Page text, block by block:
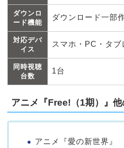
ダウンロ
ード機能
ダウンロード一部
対応デバ
イス
スマホ・PC・タ
同時視聴
台数
1台
アニメ『Free!（1期）』
アニメ『愛の新世界』